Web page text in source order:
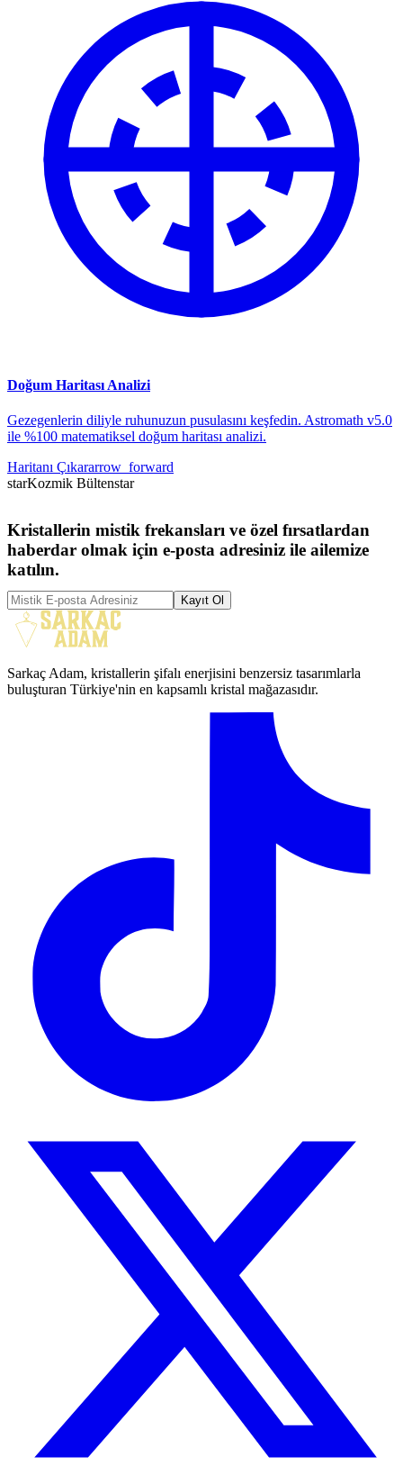
Doğum Haritası Analizi
Gezegenlerin diliyle ruhunuzun pusulasını keşfedin. Astromath v5.0
ile %100 matematiksel doğum haritası analizi.
Haritanı Çıkararrow_forward
starKozmik Bültenstar
Kristallerin mistik frekansları ve özel fırsatlardan
haberdar olmak için e-posta adresiniz ile ailemize
katılın.
Kayıt Ol
Sarkaç Adam, kristallerin şifalı enerjisini benzersiz tasarımlarla
buluşturan Türkiye'nin en kapsamlı kristal mağazasıdır.